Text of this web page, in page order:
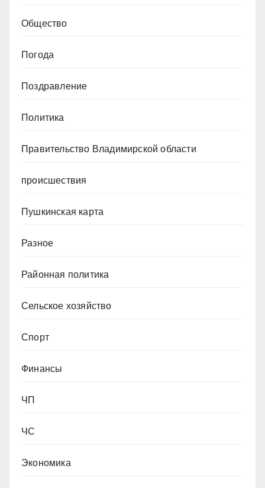
Общество
Погода
Поздравление
Политика
Правительство Владимирской области
происшествия
Пушкинская карта
Разное
Районная политика
Сельское хозяйство
Спорт
Финансы
ЧП
ЧС
Экономика